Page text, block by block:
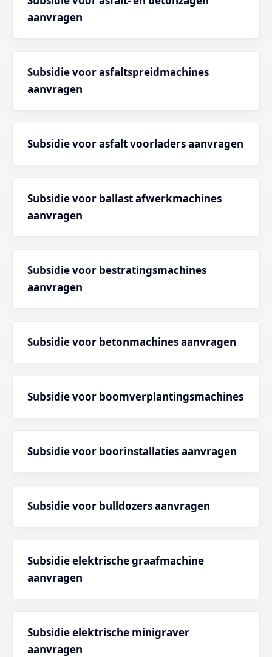
aanvragen
Subsidie voor asfaltspreidmachines
aanvragen
Subsidie voor asfalt voorladers aanvragen
Subsidie voor ballast afwerkmachines
aanvragen
Subsidie voor bestratingsmachines
aanvragen
Subsidie voor betonmachines aanvragen
Subsidie voor boomverplantingsmachines
Subsidie voor boorinstallaties aanvragen
Subsidie voor bulldozers aanvragen
Subsidie elektrische graafmachine
aanvragen
Subsidie elektrische minigraver
aanvragen